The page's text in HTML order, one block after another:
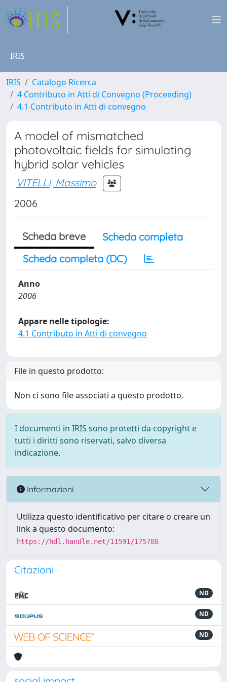
IRIS
IRIS
Catalogo Ricerca
4 Contributo in Atti di Convegno (Proceeding)
4.1 Contributo in Atti di convegno
A model of mismatched
photovoltaic fields for simulating
hybrid solar vehicles
VITELLI, Massimo
2006
Scheda breve
Scheda completa
Scheda completa (DC)
Anno
2006
Appare nelle tipologie:
4.1 Contributo in Atti di convegno
File in questo prodotto:
Non ci sono file associati a questo prodotto.
I documenti in IRIS sono protetti da copyright e
tutti i diritti sono riservati, salvo diversa
indicazione.
Informazioni
Utilizza questo identificativo per citare o creare un
link a questo documento:
https://hdl.handle.net/11591/175788
Citazioni
ND
ND
ND